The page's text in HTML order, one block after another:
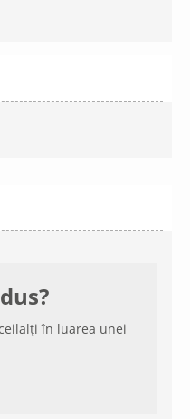
în luarea unei